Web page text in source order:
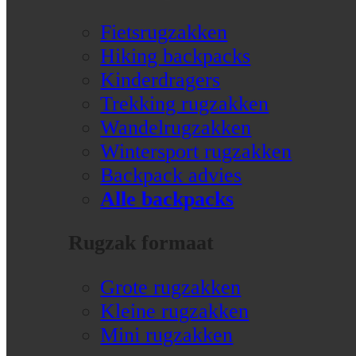
Fietsrugzakken
Hiking backpacks
Kinderdragers
Trekking rugzakken
Wandelrugzakken
Wintersport rugzakken
Backpack advies
Alle backpacks
Rugzak formaat
Grote rugzakken
Kleine rugzakken
Mini rugzakken